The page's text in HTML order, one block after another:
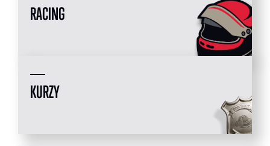
RACING
KURZY